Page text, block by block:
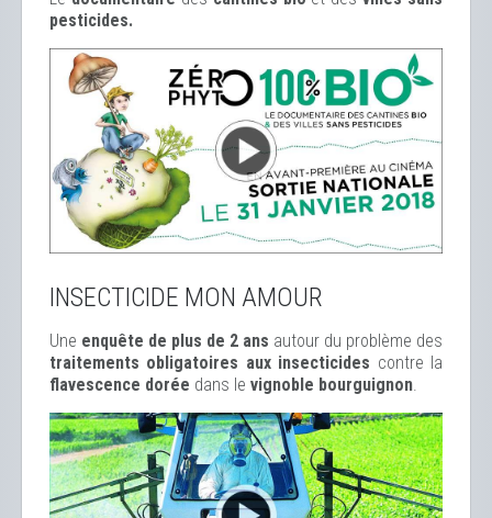
pesticides.
INSECTICIDE MON AMOUR
Une enquête de plus de 2 ans autour du problème des
traitements obligatoires aux insecticides contre la
flavescence dorée dans le vignoble bourguignon.